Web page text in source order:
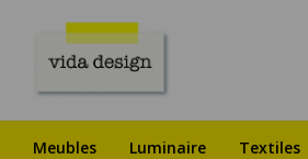
Meubles Luminaire Textiles